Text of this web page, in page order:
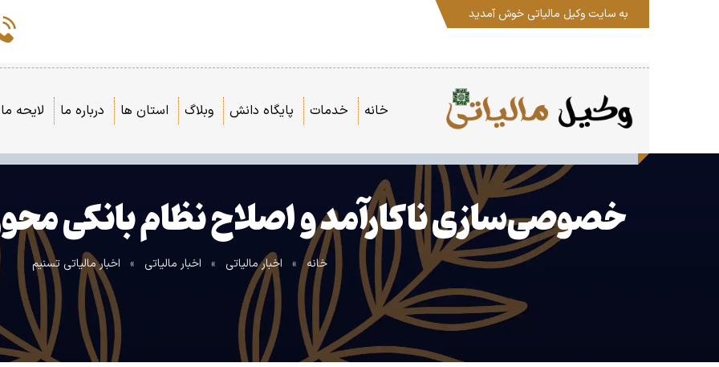
به سایت وکیل مالیاتی خوش آمدید
خانه خدمات پایگاه دانش وبلاگ استان ها درباره ما لایحه
خصوصی‌سازی ناکارآمد و اصلاح نظام بانکی
خانه » اخبار مالیاتی » اخبار مالیاتی » اخبار مالیاتی تسنیم